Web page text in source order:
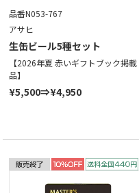
品番N053-767
アサヒ
生缶ビール5種セット
【2026年夏 赤いギフトブック掲載
品】
¥5,500⇒¥4,950